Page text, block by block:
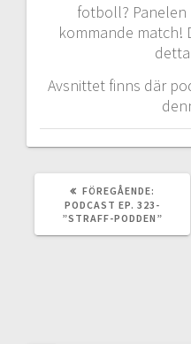
fotboll?
kommande match!
Avsnittet finns där
FÖREGÅENDE:
INLÄGG:
PODCAST EP. 323-
”STRAFF-PODDEN”